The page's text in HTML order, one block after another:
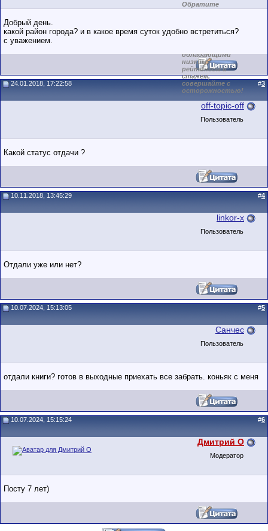
Обратите
внимание на
этом форуме.
обладающими
низким
рейтингом и
стажем,
совершайте с
осторожностью!
Добрый день.
какой район города? и в какое время суток удобно встретиться?
с уважением.
24.01.2018, 17:22:58 #3
off-topic-off
Пользователь
Какой статус отдачи ?
10.11.2018, 13:45:29 #4
linkor-x
Пользователь
Отдали уже или нет?
10.07.2024, 15:13:05 #5
Санчес
Пользователь
отдали книги? готов в выходные приехать все забрать. коньяк с меня
10.07.2024, 15:15:24 #6
Дмитрий О
Модератор
Посту 7 лет)